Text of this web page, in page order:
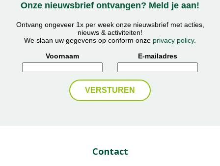
Onze nieuwsbrief ontvangen? Meld je aan!
Ontvang ongeveer 1x per week onze nieuwsbrief met acties,
nieuws & activiteiten!
We slaan uw gegevens op conform onze privacy policy.
Voornaam
E-mailadres
Contact